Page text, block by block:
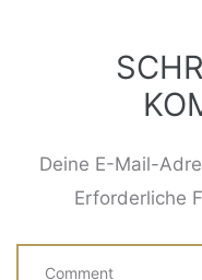
Deine E-Mail-
Erforderliche